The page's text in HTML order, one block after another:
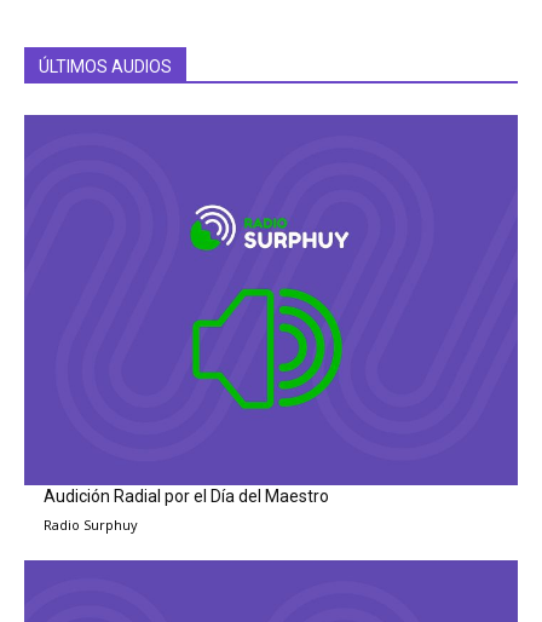
ÚLTIMOS AUDIOS
Audición Radial por el Día del Maestro
Radio Surphuy